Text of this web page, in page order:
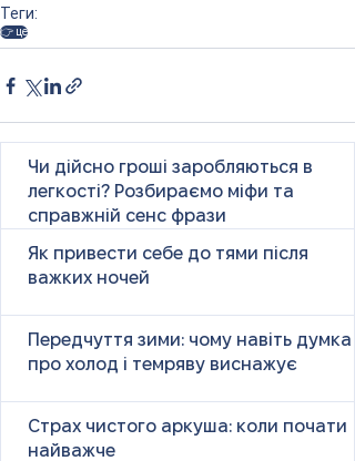
Теги:
👉 це
Чи дійсно гроші заробляються в
легкості? Розбираємо міфи та
справжній сенс фрази
Як привести себе до тями після
важких ночей
Передчуття зими: чому навіть думка
про холод і темряву виснажує
Страх чистого аркуша: коли почати
найважче